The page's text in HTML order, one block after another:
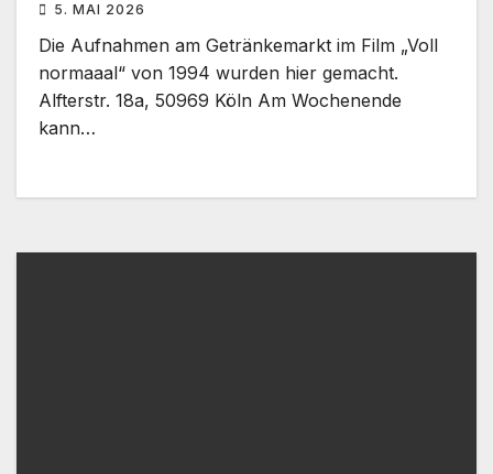
5. MAI 2026
Die Aufnahmen am Getränkemarkt im Film „Voll
normaaal“ von 1994 wurden hier gemacht.
Alfterstr. 18a, 50969 Köln Am Wochenende
kann…